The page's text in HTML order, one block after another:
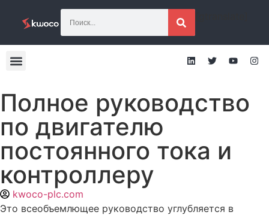
Полное руководство
по двигателю
постоянного тока и
контроллеру
kwoco-plc.com
Это всеобъемлющее руководство углубляется в